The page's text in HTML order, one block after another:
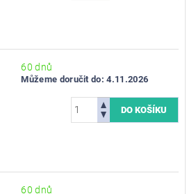
60 dnů
Můžeme doručit do: 4.11.2026
60 dnů